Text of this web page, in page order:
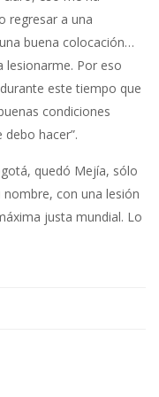
regresar a una
buena colocación…
lesionarme. Por eso
este tiempo que
condiciones
hacer”.
quedó Mejía, sólo
con una lesión
justa mundial. Lo